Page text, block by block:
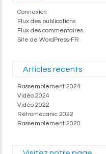
Connexion
Flux des publications
Flux des commentaires
Site de WordPress-FR
Articles récents
Rassemblement 2024
Vidéo 2024
Vidéo 2022
Rétromécanic 2022
Rassemblement 2020